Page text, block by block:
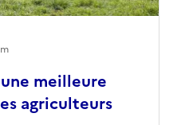
meilleure
agriculteurs